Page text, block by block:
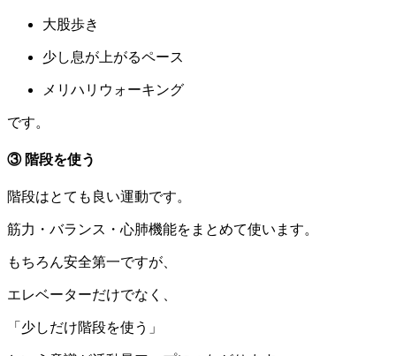
大股歩き
少し息が上がるペース
メリハリウォーキング
です。
③ 階段を使う
階段はとても良い運動です。
筋力・バランス・心肺機能をまとめて使います。
もちろん安全第一ですが、
エレベーターだけでなく、
「少しだけ階段を使う」